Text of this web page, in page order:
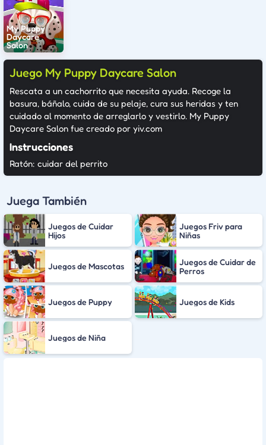
My Puppy
Daycare
Salon
Juego My Puppy Daycare Salon
Rescata a un cachorrito que necesita ayuda. Recoge la
basura, báñalo, cuida de su pelaje, cura sus heridas y ten
cuidado al momento de arreglarlo y vestirlo. My Puppy
Daycare Salon fue creado por yiv.com
Instrucciones
Ratón: cuidar del perrito
Juega También
Juegos de Cuidar
Hijos
Juegos Friv para
Niñas
Juegos de Mascotas
Juegos de Cuidar de
Perros
Juegos de Puppy Juegos de Kids
Juegos de Niña